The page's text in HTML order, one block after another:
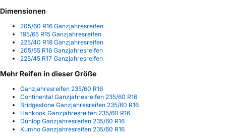
Dimensionen
205/60 R16 Ganzjahresreifen
195/65 R15 Ganzjahresreifen
225/40 R18 Ganzjahresreifen
205/55 R16 Ganzjahresreifen
225/45 R17 Ganzjahresreifen
Mehr Reifen in dieser Größe
Ganzjahresreifen 235/60 R16
Continental Ganzjahresreifen 235/60 R16
Bridgestone Ganzjahresreifen 235/60 R16
Hankook Ganzjahresreifen 235/60 R16
Dunlop Ganzjahresreifen 235/60 R16
Kumho Ganzjahresreifen 235/60 R16